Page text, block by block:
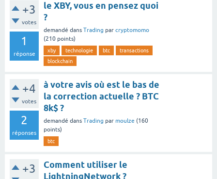
+3
votes
1
réponse
le XBY, vous en pensez quoi
?
demandé dans Trading par cryptomomo
(210 points)
xby technologie btc
transactions
blockchain
+4
votes
2
réponses
à votre avis où est le bas de
la correction actuelle ? BTC
8k$ ?
demandé dans Trading par moulze (160
points)
btc
+3
Comment utiliser le
LightningNetwork ?